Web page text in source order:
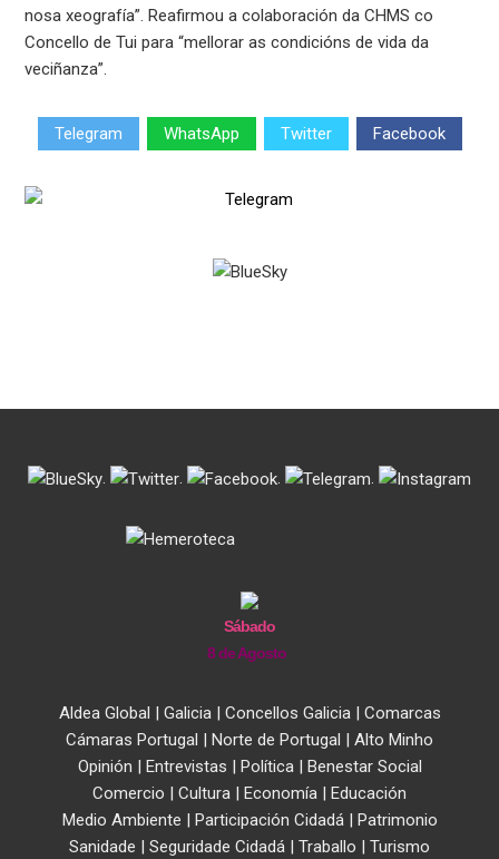
nosa xeografía”. Reafirmou a colaboración da CHMS co
Concello de Tui para “mellorar as condicións de vida da
veciñanza”.
Telegram WhatsApp Twitter Facebook
. . . .
Sábado
8 de Agosto
Aldea Global | Galicia| Concellos Galicia| Comarcas
Cámaras Portugal | Norte de Portugal | Alto Minho
Opinión | Entrevistas | Política| Benestar Social
Comercio | Cultura | Economía | Educación
Medio Ambiente | Participación Cidadá| Patrimonio
Sanidade | Seguridade Cidadá | Traballo | Turismo